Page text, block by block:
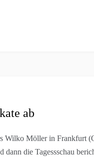
ab
Wilko Möller in Frankfurt
dann die Tagessschau